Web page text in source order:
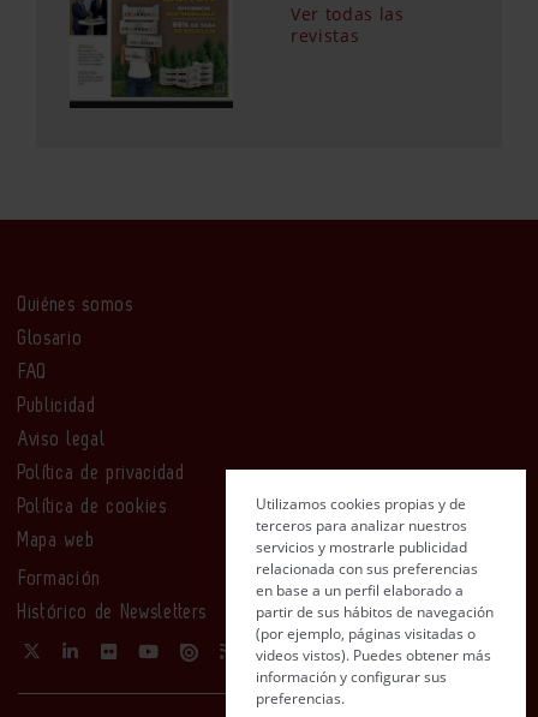
Ver todas las
revistas
Quiénes somos
Glosario
FAQ
Publicidad
Aviso legal
Política de privacidad
Política de cookies
Mapa web
Formación
Histórico de Newsletters
Utilizamos cookies propias y de
terceros para analizar nuestros
servicios y mostrarle publicidad
relacionada con sus preferencias
en base a un perfil elaborado a
partir de sus hábitos de navegación
(por ejemplo, páginas visitadas o
videos vistos). Puedes obtener más
información y configurar sus
preferencias.